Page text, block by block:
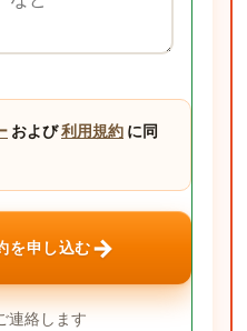
および利用規約 に同
を申し込む→
連絡します